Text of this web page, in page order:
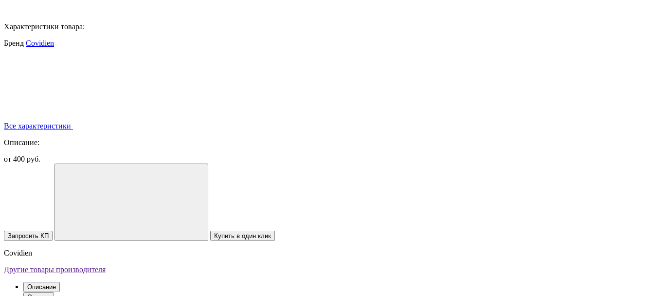
Характеристики товара:
Бренд Covidien
Все характеристики
Описание:
от 400 руб.
Запросить КП Купить в один клик
Covidien
Другие товары производителя
Описание